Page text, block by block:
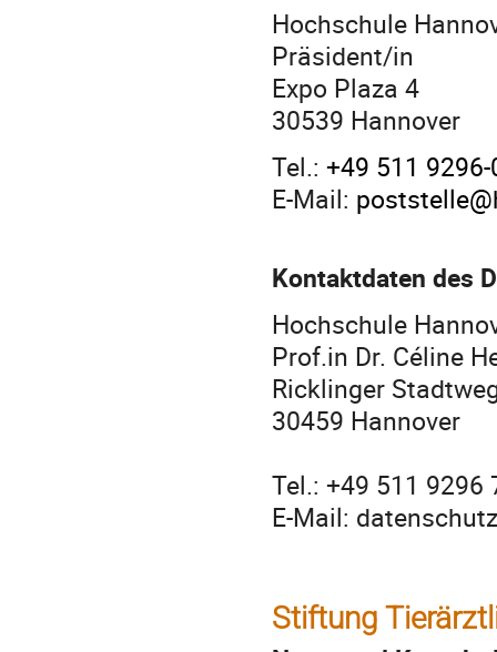
Hochschule
Präsident/in
Expo Plaza 4
30539 Hannover
Tel.: +49 511 9296-
E-Mail:
Kontaktdaten des
Hochschule
Prof.in Dr. Céline
Ricklinger
30459 Hannover
Tel.: +49 511 9296
E-Mail:
Stiftung